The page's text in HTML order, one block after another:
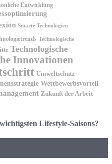
Entwicklung
Smarte Technologien
Technologische
Technologische
Innovationen
Umweltschutz
Wettbewerbsvorteil
Zukunft der Arbeit
Lifestyle-Saisons?